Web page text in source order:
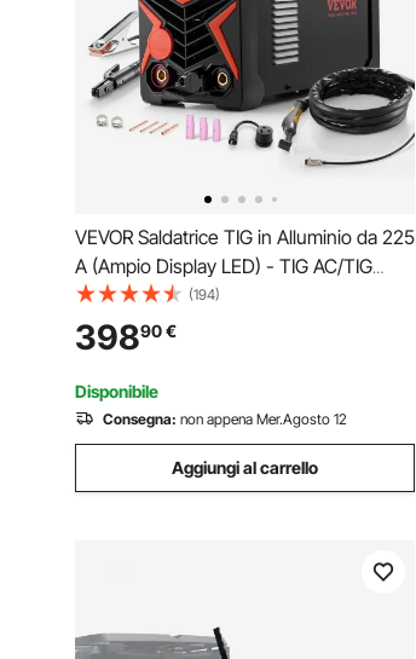
VEVOR Saldatrice TIG in Alluminio da 225
A (Ampio Display LED) - TIG AC/TIG
DC/TIG Pulsato AC/TIG Pulsato DC/TIG a
Punti/MMA (Stick), Saldatrice a Doppia
Tensione 110/220 V con Inverter IGBT
(194)
39890€
Disponibile
Consegna: non appena Mer.Agosto 12
Aggiungi al carrello